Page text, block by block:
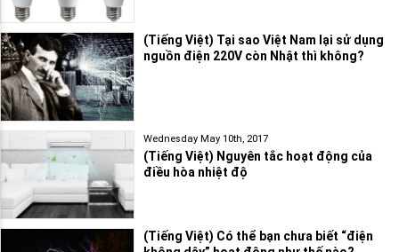
(Tiếng Việt) Tại sao Việt Nam lại sử dụng
nguồn điện 220V còn Nhật thì không?
Wednesday May 10th, 2017
(Tiếng Việt) Nguyên tắc hoạt động của
điều hòa nhiệt độ
(Tiếng Việt) Có thể bạn chưa biết “điện